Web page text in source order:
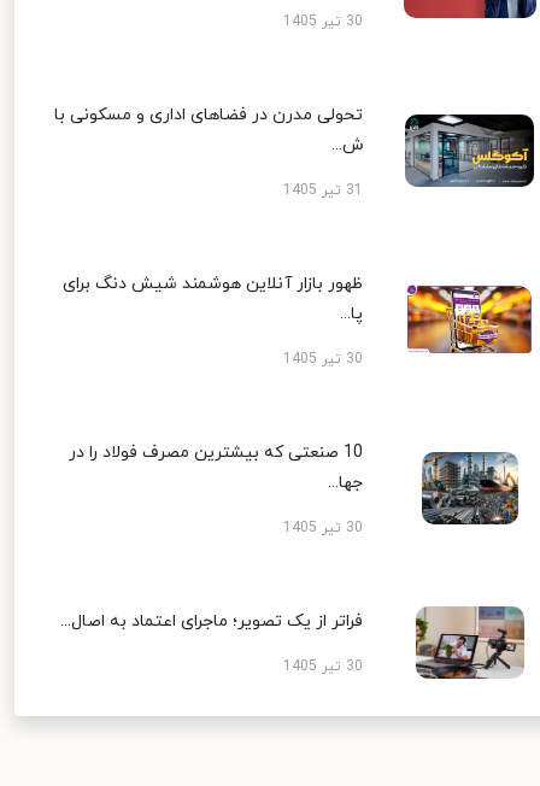
30 تیر 1405
تحولی مدرن در فضاهای اداری و مسکونی با
ش...
ظهور بازار آنلاین هوشمند شیش دنگ برای
پا...
30 تیر 1405
10 صنعتی که بیشترین مصرف فولاد را در
جها...
30 تیر 1405
فراتر از یک تصویر؛ ماجرای اعتماد به اصال...
30 تیر 1405